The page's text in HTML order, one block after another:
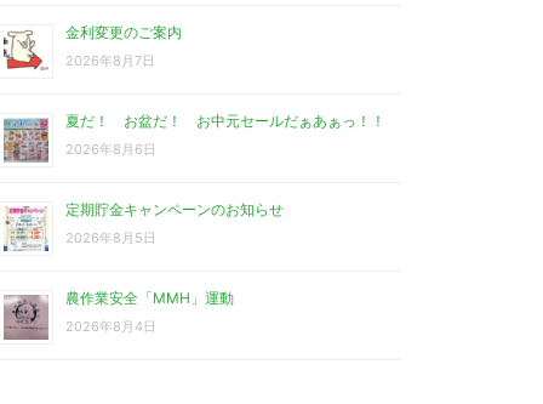
金利変更のご案内
2026年8月7日
夏だ！ お盆だ！ お中元セールだぁあぁっ！！
2026年8月6日
定期貯金キャンペーンのお知らせ
2026年8月5日
農作業安全「MMH」運動
2026年8月4日